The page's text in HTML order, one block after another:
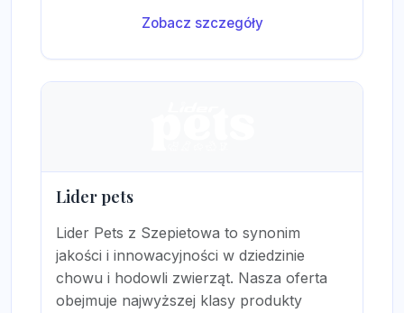
Zobacz szczegóły
Lider pets
Lider Pets z Szepietowa to synonim
jakości i innowacyjności w dziedzinie
chowu i hodowli zwierząt. Nasza oferta
obejmuje najwyższej klasy produkty